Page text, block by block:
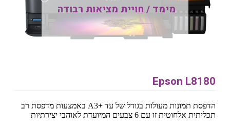
מימד / חויית מציאות רבודה
Epson L8180
הדפסת תמונות מעולות בגודל של עד A3+‎ באמצעות מדפסת רב
תכליתית אלחוטית זו עם 6 צבעים המיועדת לאוהבי יצירתיות